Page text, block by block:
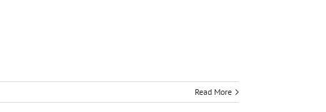
Read More